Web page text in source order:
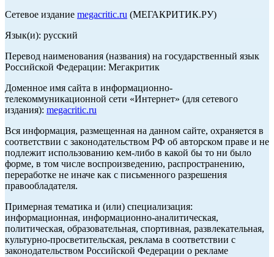
Сетевое издание megacritic.ru (МЕГАКРИТИК.РУ)
Язык(и): русский
Перевод наименования (названия) на государственный язык
Российской Федерации: Мегакритик
Доменное имя сайта в информационно-
телекоммуникационной сети «Интернет» (для сетевого
издания): megacritic.ru
Вся информация, размещенная на данном сайте, охраняется в
соответствии с законодательством РФ об авторском праве и не
подлежит использованию кем-либо в какой бы то ни было
форме, в том числе воспроизведению, распространению,
переработке не иначе как с письменного разрешения
правообладателя.
Примерная тематика и (или) специализация:
информационная, информационно-аналитическая,
политическая, образовательная, спортивная, развлекательная,
культурно-просветительская, реклама в соответствии с
законодательством Российской Федерации о рекламе